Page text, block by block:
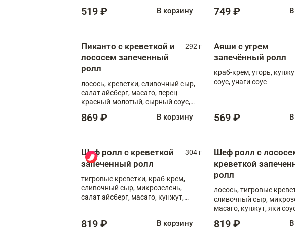
519 ₽ В корзину 749 ₽
Пиканто с креветкой и
лососем запеченный
ролл
292 г
лосось, креветки, сливочный сыр,
салат айсберг, масаго, перец
красный молотый, сырный соус,
869 ₽ В корзину
Аяши с угрем
запечённый ролл
краб-крем, угорь,
соус, унаги соус
569 ₽
Шеф ролл с креветкой
запеченный ролл
304 г
тигровые креветки, краб-крем,
сливочный сыр, микрозелень,
салат айсберг, масаго, кунжут,
819 ₽ В корзину
Шеф ролл с
креветкой
ролл
лосось, тигровые
сливочный сыр,
масаго, кунжут, яки
819 ₽